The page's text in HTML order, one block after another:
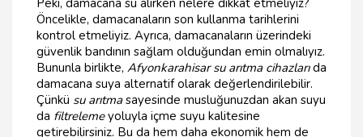
Öncelikle, damacanaların son kullanma tarihlerini
kontrol etmeliyiz. Ayrıca, damacanaların üzerindeki
güvenlik bandının sağlam olduğundan emin olmalıyız.
Bununla birlikte, Afyonkarahisar su arıtma cihazlarıda
damacana suya alternatif olarak değerlendirilebilir.
Çünkü su arıtmasayesinde musluğunuzdan akan suyu
da filtrelemeyoluyla içme suyu kalitesine
getirebilirsiniz. Bu da hem daha ekonomik hem de